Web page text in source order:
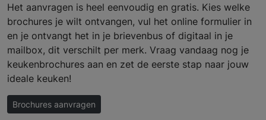
Het aanvragen is heel eenvoudig en gratis. Kies welke
brochures je wilt ontvangen, vul het online formulier in
en je ontvangt het in je brievenbus of digitaal in je
mailbox, dit verschilt per merk. Vraag vandaag nog je
keukenbrochures aan en zet de eerste stap naar jouw
ideale keuken!
Brochures aanvragen